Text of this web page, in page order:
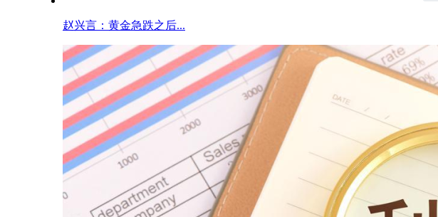
赵兴言：黄金急跌之后...